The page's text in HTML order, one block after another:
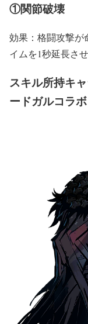
①関節破壊
効果：格闘攻撃が
イムを1秒延長さ
スキル所持キ
ードガルコラボ